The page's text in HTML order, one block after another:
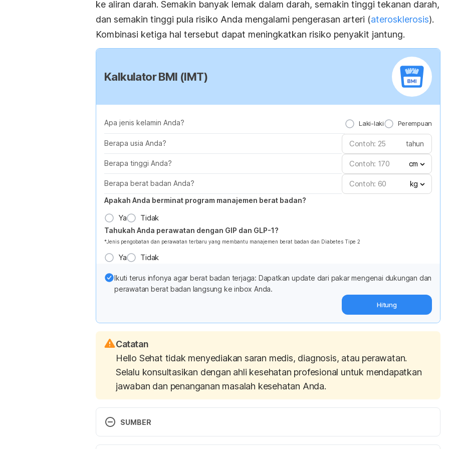
ke aliran darah. Semakin banyak lemak dalam darah, semakin tinggi tekanan darah,
dan semakin tinggi pula risiko Anda mengalami pengerasan arteri (aterosklerosis).
Kombinasi ketiga hal tersebut dapat meningkatkan risiko penyakit jantung.
Kalkulator BMI (IMT)
Apa jenis kelamin Anda? Laki-laki Perempuan
Berapa usia Anda? tahun
Berapa tinggi Anda? cm
Berapa berat badan Anda?
kg
Apakah Anda berminat program manajemen berat badan?
Ya Tidak
Tahukah Anda perawatan dengan GIP dan GLP-1?
*Jenis pengobatan dan perawatan terbaru yang membantu manajemen berat badan dan Diabetes Tipe 2
Ya Tidak
Ikuti terus infonya agar berat badan terjaga: Dapatkan update dari pakar mengenai dukungan dan
perawatan berat badan langsung ke inbox Anda.
Hitung
Catatan
Hello Sehat tidak menyediakan saran medis, diagnosis, atau perawatan.
Selalu konsultasikan dengan ahli kesehatan profesional untuk mendapatkan
jawaban dan penanganan masalah kesehatan Anda.
SUMBER